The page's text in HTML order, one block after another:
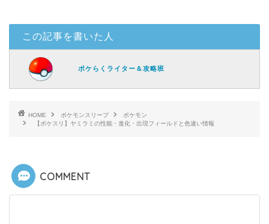
この記事を書いた人
ポケらくライター＆攻略班
HOME ポケモンスリープ
ポケモン
【ポケスリ】ヤミラミの性能・進化・出現フィールドと色違い情報
COMMENT